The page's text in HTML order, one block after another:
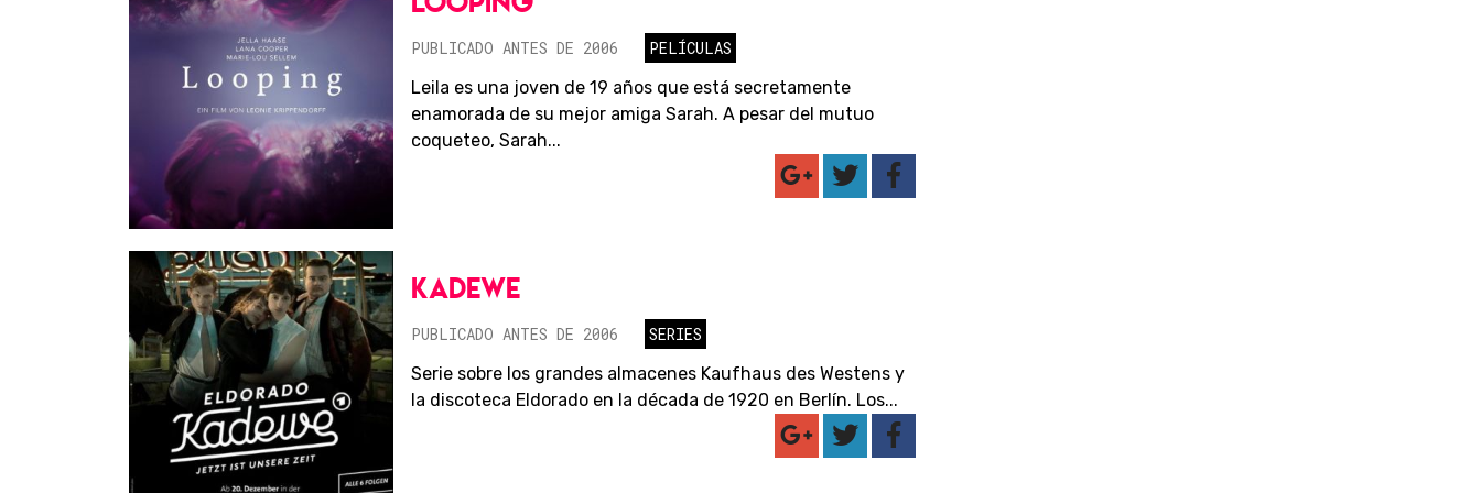
PUBLICADO ANTES DE 2006
PELÍCULAS
Leila es una joven de 19 años que está secretamente
enamorada de su mejor amiga Sarah. A pesar del mutuo
coqueteo, Sarah...
KADEWE
PUBLICADO ANTES DE 2006
SERIES
Serie sobre los grandes almacenes Kaufhaus des Westens y
la discoteca Eldorado en la década de 1920 en Berlín. Los...